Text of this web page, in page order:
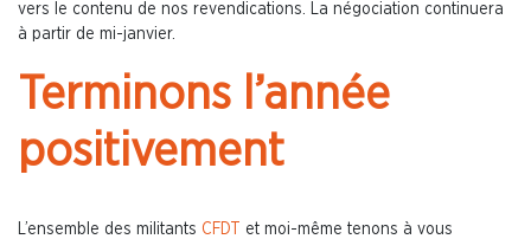
vers le contenu de nos revendications. La négociation continuera
à partir de mi-janvier.
Terminons l’année
positivement
L’ensemble des militants CFDT
et moi-même tenons à vous